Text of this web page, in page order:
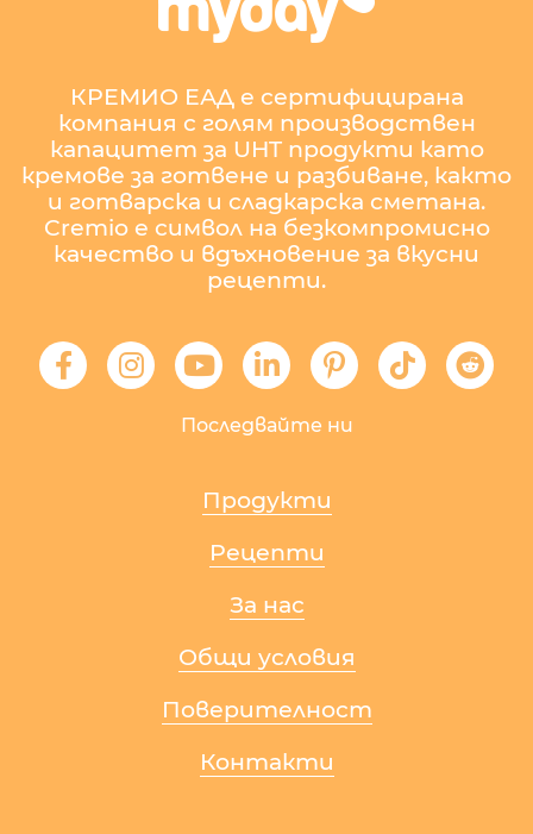
КРЕМИО ЕАД е сертифицирана
компания с голям производствен
капацитет за UHT продукти като
кремове за готвене и разбиване, както
и готварска и сладкарска сметана.
Cremio е символ на безкомпромисно
качество и вдъхновение за вкусни
рецепти.
Последвайте ни
Продукти
Рецепти
За нас
Общи условия
Поверителност
Контакти